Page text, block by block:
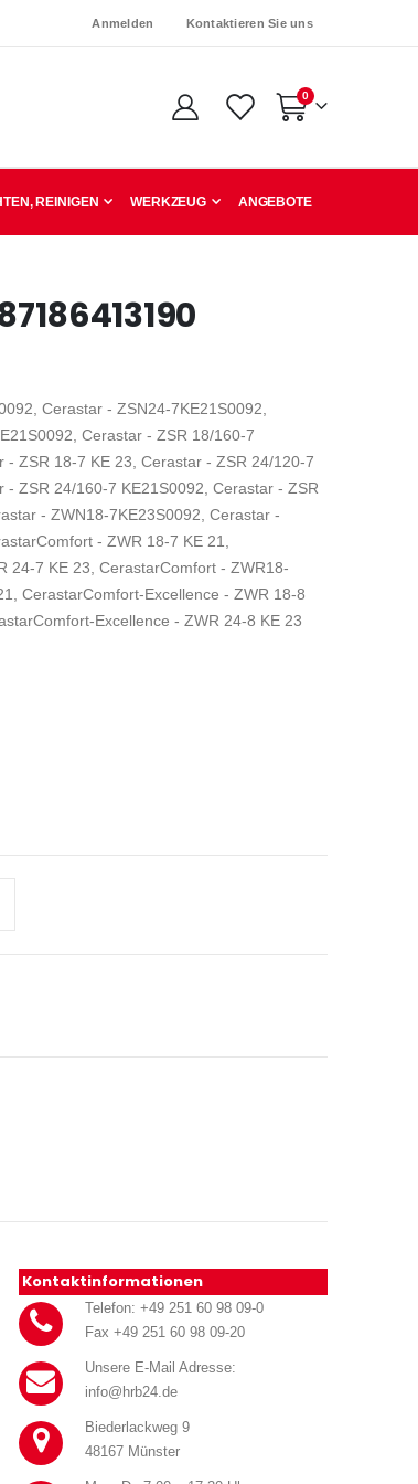
Anmelden Kontaktieren Sie uns
Warenkorb
0Artikel
REINIGEN WERKZEUG ANGEBOTE
Cerastar - ZSN24-7KE21S0092,
Cerastar - ZSR 18/160-7
ZSR 18-7 KE 23, Cerastar - ZSR 24/120-7
ZSR 24/160-7 KE21S0092, Cerastar - ZSR
- ZWN18-7KE23S0092, Cerastar -
- ZWR 18-7 KE 21,
24-7 KE 23, CerastarComfort - ZWR18-
CerastarComfort-Excellence - ZWR 18-8
Excellence - ZWR 24-8 KE 23
Kontaktinformationen
Telefon: +49 251 60 98 09-0
Fax +49 251 60 98 09-20
Unsere E-Mail Adresse:
info@hrb24.de
Biederlackweg 9
48167 Münster